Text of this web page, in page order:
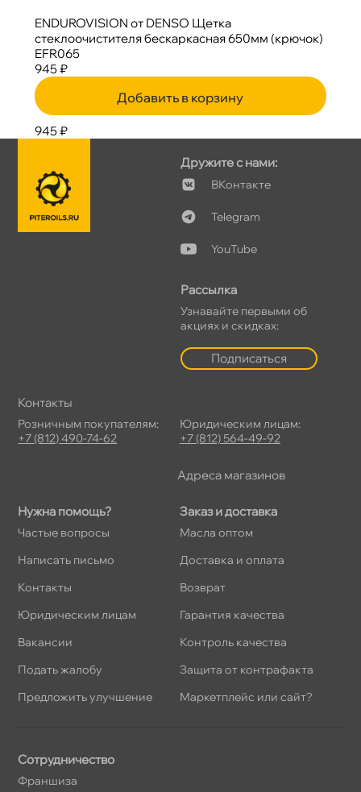
ENDUROVISION от DENSO Щетка
стеклоочистителя бескаркасная 650мм (крючок)
EFR065
945 ₽
Добавить в корзину
945 ₽
Нужна помощь?
Частые вопросы
Написать письмо
Контакты
Юридическим лицам
акансии
Подать жалобу
Предложить улучшение
Заказ и доставка
Масла оптом
Доставка и оплата
озврат
Гарантия качества
Контроль качества
Защита от контрафакта
Маркетплейс или сайт?
Дружите с нами:
Контакте
Telegram
YouTube
Рассылка
Узнавайте первыми о
акциях и скидках:
Подписаться
Сотрудничество
Франшиза
Контакты
Розничным покупателям:
+7 (812) 490-74-62
Юридическим лицам:
+7 (812) 564-49-92
Адреса магазино